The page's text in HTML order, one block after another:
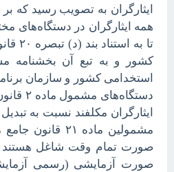
ایثارگران به تصویب رسید که
همه ایثارگران در دستگاه‌های
کشور و به تبع آن بخشنامه
استخدامی کشور و سازمان
ایثارگران مکلفند نسبت به
مشمولین ماده ۲۱
صورت تمام وقت شاغل هستند
صورت آزمایشی (رسمی